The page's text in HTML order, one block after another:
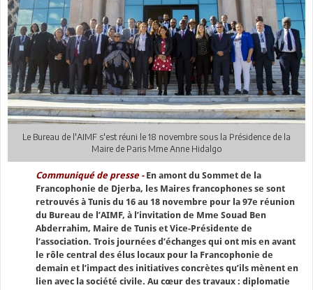
Le Bureau de l'AIMF s'est réuni le 18 novembre sous la Présidence de la
Maire de Paris Mme Anne Hidalgo
Communiqué de presse - En amont du Sommet de la
Francophonie de Djerba, les Maires francophones se sont
retrouvés à Tunis du 16 au 18 novembre pour la 97e réunion
du Bureau de l’AIMF, à l’invitation de Mme Souad Ben
Abderrahim, Maire de Tunis et Vice-Présidente de
l’association. Trois journées d’échanges qui ont mis en avant
le rôle central des élus locaux pour la Francophonie de
demain et l’impact des initiatives concrètes qu’ils mènent en
lien avec la société civile. Au cœur des travaux : diplomatie